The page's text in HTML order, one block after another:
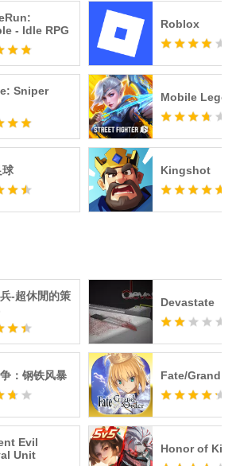
- Idle RPG
Roblox
Sniper
Mobile
球 Kingshot
-超休閒的策
：钢铁风暴
Evil
Unit
Devastate
Fate/Grand
Honor of